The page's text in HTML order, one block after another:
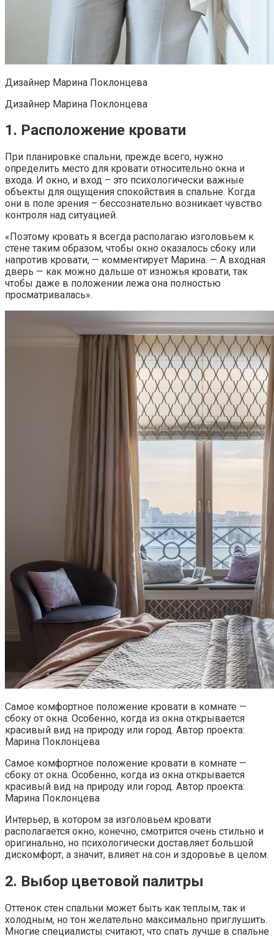
Дизайнер Марина Поклонцева
Дизайнер Марина Поклонцева
1. Расположение кровати
При планировке спальни, прежде всего, нужно
определить место для кровати относительно окна и
входа. И окно, и вход – это психологически важные
объекты для ощущения спокойствия в спальне. Когда
они в поле зрения – бессознательно возникает чувство
контроля над ситуацией.
«Поэтому кровать я всегда располагаю изголовьем к
стене таким образом, чтобы окно оказалось сбоку или
напротив кровати, — комментирует Марина. — А входная
дверь — как можно дальше от изножья кровати, так
чтобы даже в положении лежа она полностью
просматривалась».
Самое комфортное положение кровати в комнате —
сбоку от окна. Особенно, когда из окна открывается
красивый вид на природу или город. Автор проекта:
Марина Поклонцева
Самое комфортное положение кровати в комнате —
сбоку от окна. Особенно, когда из окна открывается
красивый вид на природу или город. Автор проекта:
Марина Поклонцева
Интерьер, в котором за изголовьем кровати
располагается окно, конечно, смотрится очень стильно и
оригинально, но психологически доставляет большой
дискомфорт, а значит, влияет на сон и здоровье в целом.
2. Выбор цветовой палитры
Оттенок стен спальни может быть как теплым, так и
холодным, но тон желательно максимально приглушить.
Многие специалисты считают, что спать лучше в спальне